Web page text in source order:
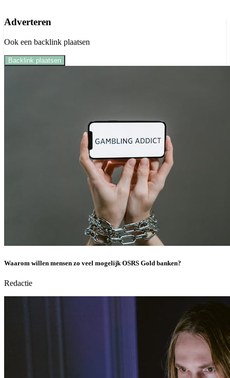
Adverteren
Ook een backlink plaatsen
Backlink plaatsen
Waarom willen mensen zo veel mogelijk OSRS Gold banken?
Redactie